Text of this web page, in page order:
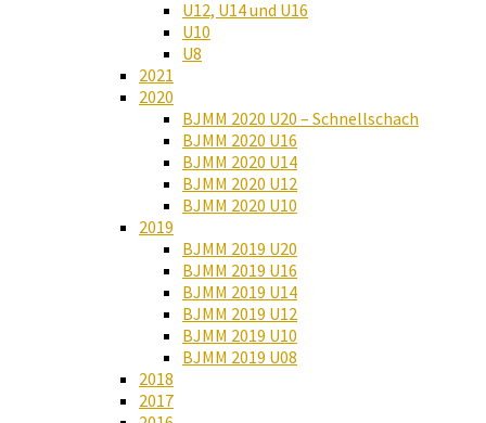
U12, U14 und U16
U10
U8
2021
2020
BJMM 2020 U20 – Schnellschach
BJMM 2020 U16
BJMM 2020 U14
BJMM 2020 U12
BJMM 2020 U10
2019
BJMM 2019 U20
BJMM 2019 U16
BJMM 2019 U14
BJMM 2019 U12
BJMM 2019 U10
BJMM 2019 U08
2018
2017